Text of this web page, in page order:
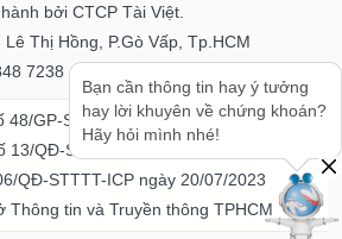
bởi CTCP Tài Việt.
Thị Hồng, P.Gò Vấp, Tp.HCM
7238 - Fax: (84.28) 3848 7237
48/GP-STTTT ngày 04/11/2016
13/QĐ-STTTT ngày 02/11/2017
QĐ-STTTT-ICP ngày 20/07/2023
Thông tin và Truyền thông TPHCM
Bạn cần thông tin hay ý tưởng
hay lời khuyên về chứng khoán?
Hãy hỏi mình nhé!